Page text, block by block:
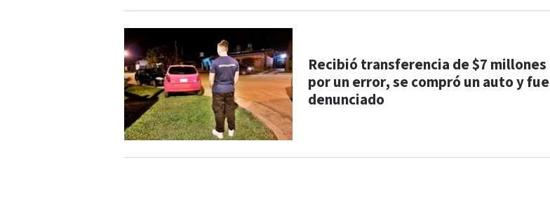
Recibió transferencia de $7 millones
por un error, se compró un auto y fue
denunciado